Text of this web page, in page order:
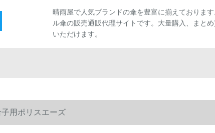
晴雨屋で人気ブランドの傘を豊富に揃えておりま
ル傘の販売通販代理サイトです。大量購入、まと
いただけます。
用ポリスエーズ